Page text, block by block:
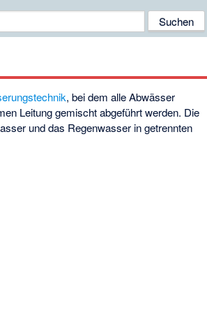
, bei dem alle Abwässer
Leitung gemischt abgeführt werden. Die
und das Regenwasser in getrennten